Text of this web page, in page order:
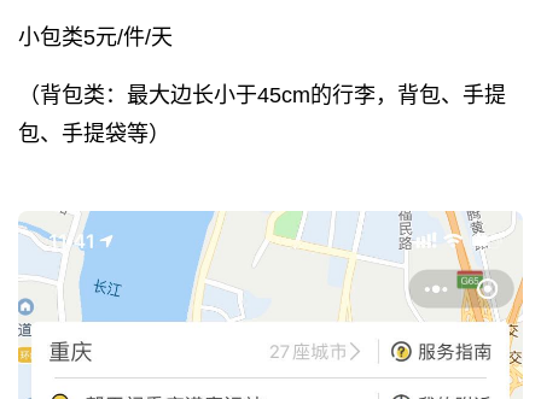
小包类5元/件/天
（背包类：最大边长小于45cm的行李，背包、手提
包、手提袋等）